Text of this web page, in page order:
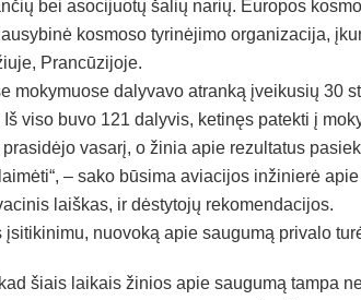
bei asocijuotų šalių narių. Europos
kosmoso tyrinėjimo organizacija,
Prancūzijoje.
mokymuose dalyvavo atranką įveikusių 30
Iš viso buvo 121 dalyvis, ketinęs patekti į
vasarį, o žinia apie rezultatus
– sako būsima aviacijos inžinierė
laiškas, ir dėstytojų rekomendacijos.
įsitikinimu, nuovoką apie saugumą privalo
šiais laikais žinios apie saugumą tampa